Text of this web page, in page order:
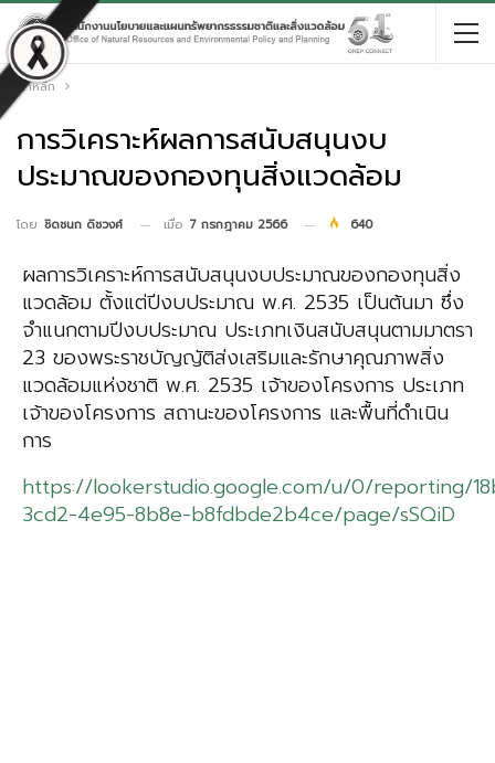
หน้าหลัก
การวิเคราะห์ผลการสนับสนุนงบ
ประมาณของกองทุนสิ่งแวดล้อม
โดย ชิดชนก ดิชวงศ์ เมื่อ 7 กรกฎาคม 2566 640
ผลการวิเคราะห์การสนับสนุนงบประมาณของกองทุนสิ่ง
แวดล้อม ตั้งแต่ปีงบประมาณ พ.ศ. 2535 เป็นต้นมา ซึ่ง
จำแนกตามปีงบประมาณ ประเภทเงินสนับสนุนตามมาตรา
23 ของพระราชบัญญัติส่งเสริมและรักษาคุณภาพสิ่ง
แวดล้อมแห่งชาติ พ.ศ. 2535 เจ้าของโครงการ ประเภท
เจ้าของโครงการ สถานะของโครงการ และพื้นที่ดำเนิน
การ
https://lookerstudio.google.com/u/0/reporting/
3cd2-4e95-8b8e-b8fdbde2b4ce/page/sSQiD